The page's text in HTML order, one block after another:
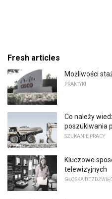
Fresh articles
Możliwości
PRAKTYKI
Co należy
poszukiwania
SZUKANIE PRACY
Kluczowe
telewizyjnych
GŁOSKA